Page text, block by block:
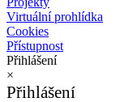
Virtuální prohlídka
Cookies
Přístupnost
Přihlášení
×
Přihlášení